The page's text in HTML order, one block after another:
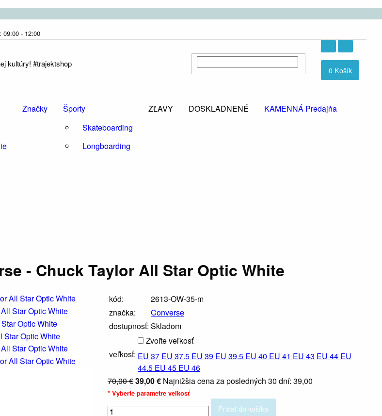
09:00 - 12:00
kultúry! #trajektshop
0 Košík
Značky
Športy
Skateboarding
Longboarding
ZĽAVY DOSKLADNENÉ KAMENNÁ Predajňa
- Chuck Taylor All Star Optic White
kód:
2613-OW-35-m
značka:
Converse
dostupnosť: Skladom
veľkosť:
Zvoľte veľkosť
EU 37 EU 37.5 EU 39 EU 39.5 EU 40 EU 41 EU 43 EU 44 EU
44.5 EU 45 EU 46
70,00 €39,00 € Najnižšia cena za posledných 30 dní: 39,00
* Vyberte parametreveľkosť
Pridať do košíka